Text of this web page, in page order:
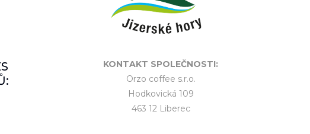
KONTAKT SPOLEČNOSTI:
Orzo coffee s.r.o.
Hodkovická 109
463 12 Liberec